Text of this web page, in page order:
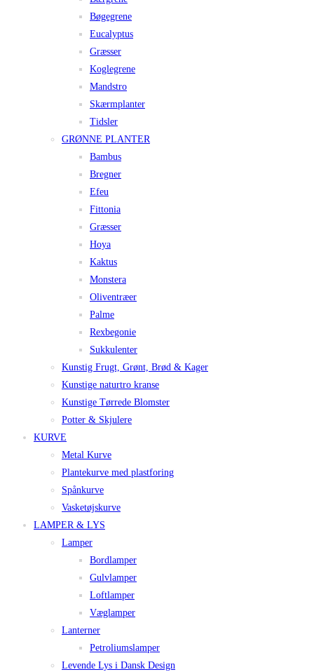
Bøgegrene
Eucalyptus
Græsser
Koglegrene
Mandstro
Skærmplanter
Tidsler
GRØNNE PLANTER
Bambus
Bregner
Efeu
Fittonia
Græsser
Hoya
Kaktus
Monstera
Oliventræer
Palme
Rexbegonie
Sukkulenter
Kunstig Frugt, Grønt, Brød & Kager
Kunstige naturtro kranse
Kunstige Tørrede Blomster
Potter & Skjulere
KURVE
Metal Kurve
Plantekurve med plastforing
Spånkurve
Vasketøjskurve
LAMPER & LYS
Lamper
Bordlamper
Gulvlamper
Loftlamper
Væglamper
Lanterner
Petroliumslamper
Levende Lys i Dansk Design